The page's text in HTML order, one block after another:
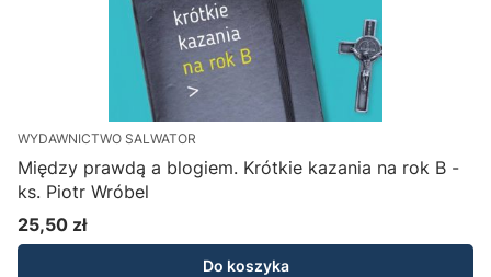
WYDAWNICTWO SALWATOR
Między prawdą a blogiem. Krótkie kazania na rok B -
ks. Piotr Wróbel
Cena
25,50 zł
Do koszyka